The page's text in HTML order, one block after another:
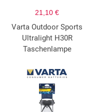
21,10 €
Varta Outdoor Sports
Ultralight H30R
Taschenlampe